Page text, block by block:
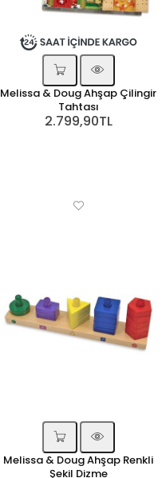
Melissa & Doug Ahşap Çilingir
Tahtası
2.799,90TL
Melissa & Doug Ahşap Renkli
Şekil Dizme